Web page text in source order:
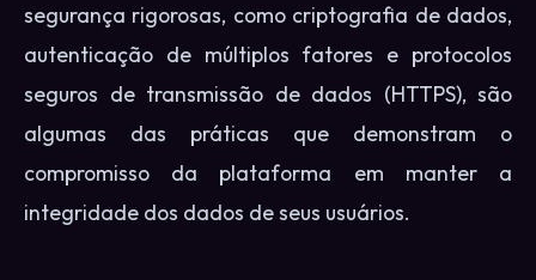
segurança rigorosas, como criptografia de dados,
autenticação de múltiplos fatores e protocolos
seguros de transmissão de dados (HTTPS), são
algumas das práticas que demonstram o
compromisso da plataforma em manter a
integridade dos dados de seus usuários.